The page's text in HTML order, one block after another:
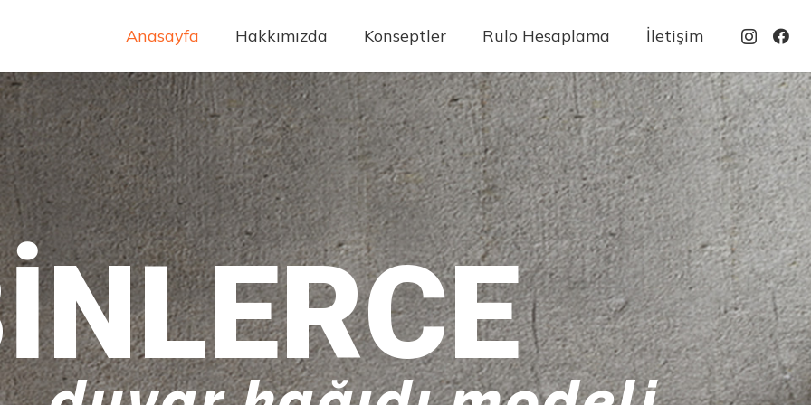
Anasayfa Hakkımızda Konseptler Rulo Hesaplama İletişim